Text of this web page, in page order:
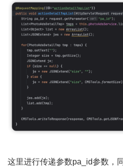
这里进行传递参数pa_id参数，